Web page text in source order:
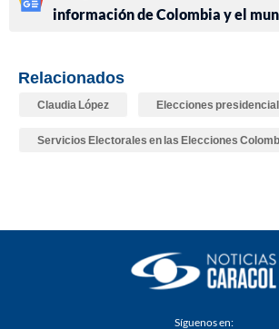
información de Colombia y el
Relacionados
Claudia López Elecciones
Servicios Electorales en las Elecciones
Síguenos en: